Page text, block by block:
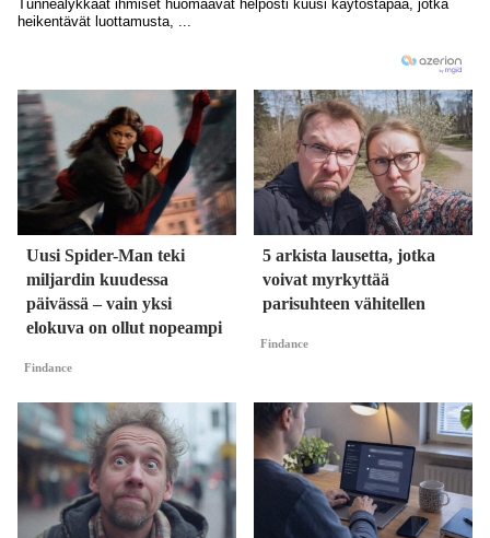
Uusi Spider-Man teki
miljardin kuudessa
päivässä – vain yksi
elokuva on ollut nopeampi
Findance
5 arkista lausetta, jotka
voivat myrkyttää
parisuhteen vähitellen
Findance